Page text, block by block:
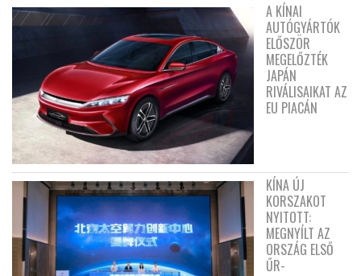
A KÍNAI
AUTÓGYÁRTÓK
ELŐSZÖR
MEGELŐZTÉK
JAPÁN
RIVÁLISAIKAT AZ
EU PIACÁN
KÍNA ÚJ
KORSZAKOT
NYITOTT:
MEGNYÍLT AZ
ORSZÁG ELSŐ
ŰR-